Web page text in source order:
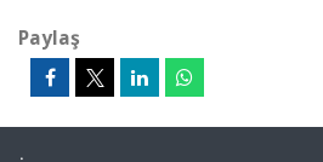
Paylaş